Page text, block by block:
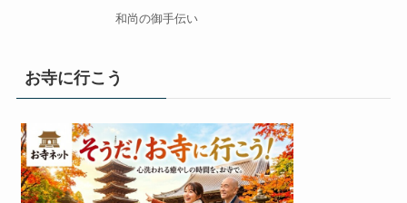
和尚の御手伝い
お寺に行こう